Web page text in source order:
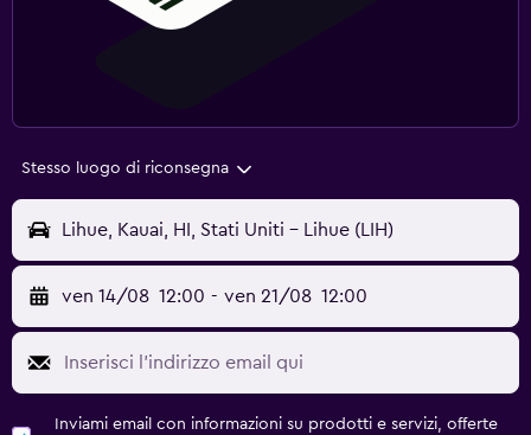
Stesso luogo di riconsegna
Lihue, Kauai, HI, Stati Uniti - Lihue (LIH)
ven 14/08 12:00 - ven 21/08 12:00
Inviami email con informazioni su prodotti e servizi, offerte